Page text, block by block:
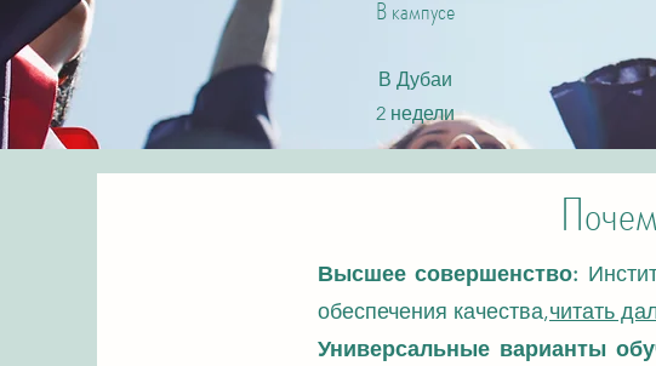
В кампусе
В Дубаи
2 недели
Высшее совершенство:
обеспечения качества,читать
Универсальные варианты